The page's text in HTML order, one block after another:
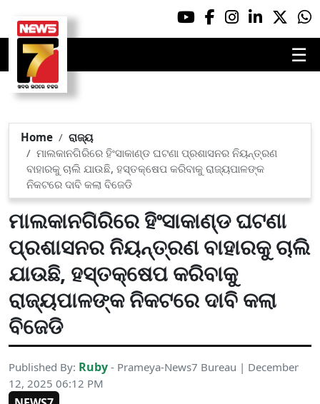
☰
Home
ରାଜ୍ୟ
ମାଲକାନଗିରିରେ ହିଂସାକାଣ୍ଡ ଘଟଣା ପ୍ରଶାସନର ନିୟନ୍ତ୍ରଣ
ବାହାରକୁ ଚାଲି ଯାଉଛି, ହସ୍ତକ୍ଷେପ କରିବାକୁ ରାଜ୍ୟପାଳଙ୍କ
ନିକଟରେ ଦାବି କଲା ବିଜେଡି
ମାଲକାନଗିରିରେ ହିଂସାକାଣ୍ଡ ଘଟଣା
ପ୍ରଶାସନର ନିୟନ୍ତ୍ରଣ ବାହାରକୁ ଚାଲି
ଯାଉଛି, ହସ୍ତକ୍ଷେପ କରିବାକୁ
ରାଜ୍ୟପାଳଙ୍କ ନିକଟରେ ଦାବି କଲା
ବିଜେଡି
Published By: Ruby - Prameya-News7 Bureau | December
12, 2025 06:12 PM